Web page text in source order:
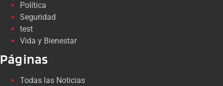
Política
Seguridad
test
Vida y Bienestar
Páginas
Todas las Noticias